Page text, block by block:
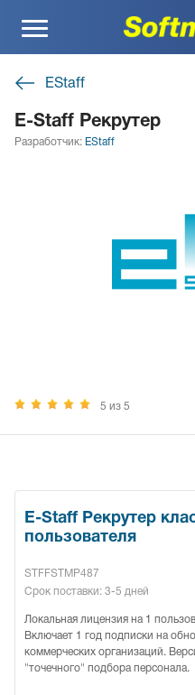
Меню
EStaff
E-Staff Рекрутер
Разработчик: EStaff
5 из 5
E-Staff Рекрутер
пользователя
STFFSTMP487
Срок поставки: 3-5 дней
Локальная лицензия на 1
Включает 1 год подписки на
коммерческих организаций.
"точечного" подбора персонала.